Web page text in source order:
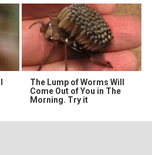
The Lump of Worms Will
Come Out of You in The
Morning. Try it